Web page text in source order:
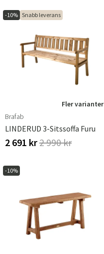
-10% Snabb leverans
Fler varianter
Brafab
LINDERUD 3-Sitssoffa Furu
2 691 kr2 990 kr
-10%